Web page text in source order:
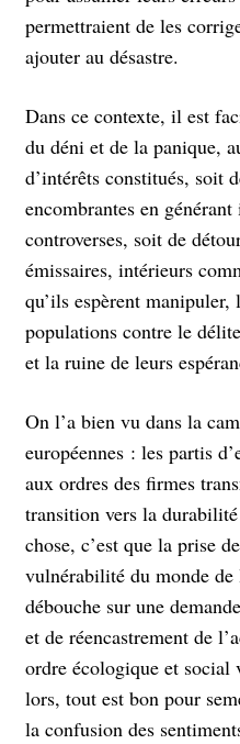
permettraient de les
ajouter au désastre.
Dans ce contexte, il est
du déni et de la panique,
d’intérêts constitués, soit
encombrantes en
controverses, soit de
émissaires, intérieurs
qu’ils espèrent
populations contre le
et la ruine de leurs
On l’a bien vu dans la
européennes : les partis
aux ordres des firmes
transition vers la durabilité
chose, c’est que la prise
vulnérabilité du monde de
débouche sur une
et de réencastrement de
ordre écologique et social
lors, tout est bon pour
la confusion des